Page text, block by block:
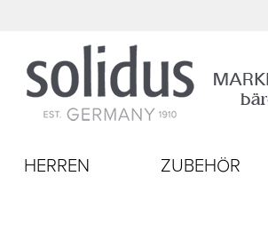
HERREN ZUBEHÖR